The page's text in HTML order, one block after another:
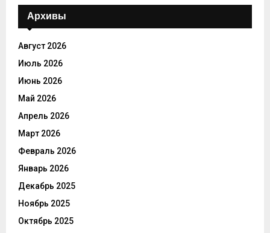
Архивы
Август 2026
Июль 2026
Июнь 2026
Май 2026
Апрель 2026
Март 2026
Февраль 2026
Январь 2026
Декабрь 2025
Ноябрь 2025
Октябрь 2025